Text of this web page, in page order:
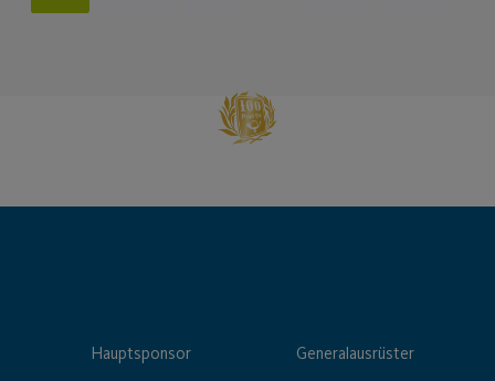
Hauptsponsor Generalausrüster